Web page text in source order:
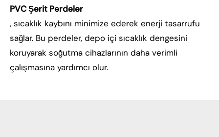
PVC Şerit Perdeler
, sıcaklık kaybını minimize ederek enerji tasarrufu
sağlar. Bu perdeler, depo içi sıcaklık dengesini
koruyarak soğutma cihazlarının daha verimli
çalışmasına yardımcı olur.